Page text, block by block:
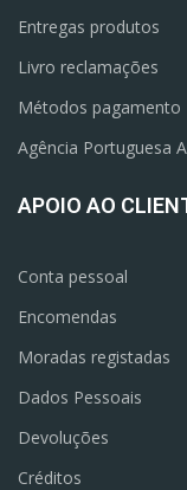
Entregas produtos
Livro reclamações
Métodos pagamento
Agência Portuguesa
APOIO AO
Conta pessoal
Encomendas
Moradas registadas
Dados Pessoais
Devoluções
Créditos